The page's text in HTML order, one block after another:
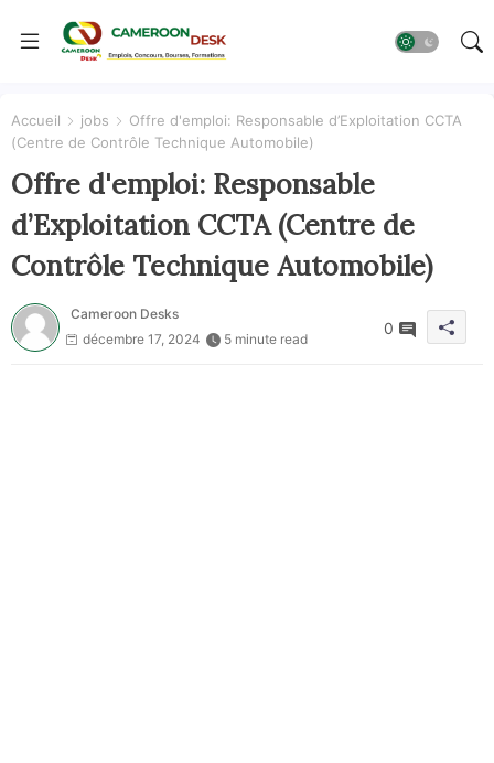
Accueil jobs
Offre d'emploi: Responsable d’Exploitation CCTA
(Centre de Contrôle Technique Automobile)
Offre d'emploi: Responsable
d’Exploitation CCTA (Centre de
Contrôle Technique Automobile)
Cameroon Desks
décembre 17, 2024
5 minute read
0